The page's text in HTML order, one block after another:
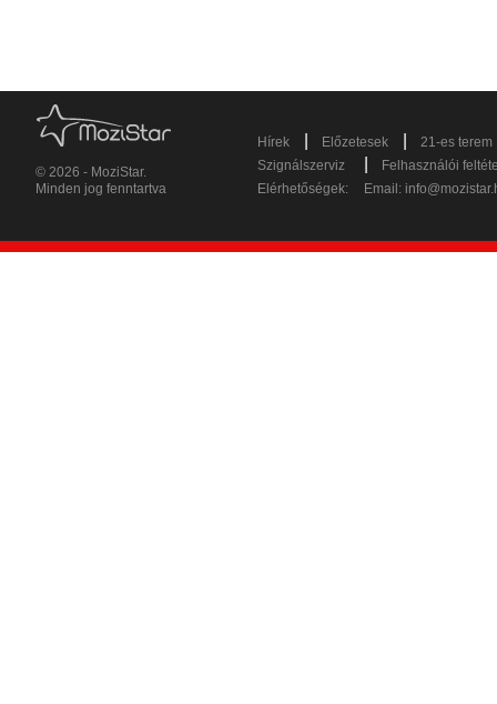
© 2026 - MoziStar.
Minden jog fenntartva
Hírek Előzetesek
21-es terem
Szignálszerviz
Felhasználói
Elérhetőségek:
Email: